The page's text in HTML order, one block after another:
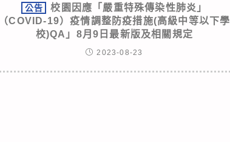
公告
校園因應「嚴重特殊傳染性肺炎」
（COVID-19）疫情調整防疫措施(高級中等以下學
校)QA」8月9日最新版及相關規定
2023-08-23